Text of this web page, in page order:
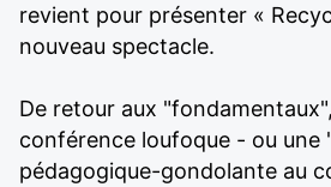
revient pour présenter «
nouveau spectacle.
De retour aux
conférence loufoque - ou une
pédagogique-gondolante au